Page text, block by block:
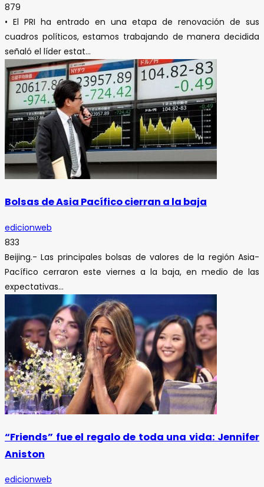
879
• El PRI ha entrado en una etapa de renovación de sus
cuadros políticos, estamos trabajando de manera decidida
señaló el líder estat...
Bolsas de Asia Pacífico cierran a la baja
edicionweb
833
Beijing.- Las principales bolsas de valores de la región Asia-
Pacífico cerraron este viernes a la baja, en medio de las
expectativas...
“Friends” fue el regalo de toda una vida: Jennifer
Aniston
edicionweb